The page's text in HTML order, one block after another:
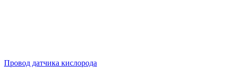
Провод датчика кислорода